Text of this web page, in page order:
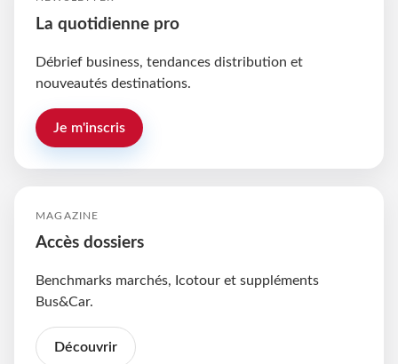
La quotidienne pro
Débrief business, tendances distribution et
nouveautés destinations.
Je m'inscris
MAGAZINE
Accès dossiers
Benchmarks marchés, Icotour et suppléments
Bus&Car.
Découvrir